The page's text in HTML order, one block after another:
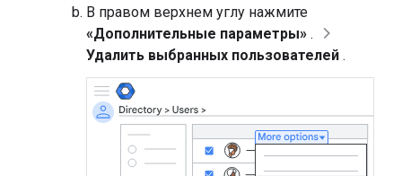
В правом верхнем углу нажмите
«Дополнительные параметры» .
Удалить выбранных пользователей .